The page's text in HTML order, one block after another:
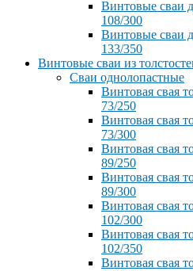
Винтовые сваи
108/300
Винтовые сваи
133/350
Винтовые сваи из
Сваи однолопастные
Винтовая свая
73/250
Винтовая свая
73/300
Винтовая свая
89/250
Винтовая свая
89/300
Винтовая свая
102/300
Винтовая свая
102/350
Винтовая свая